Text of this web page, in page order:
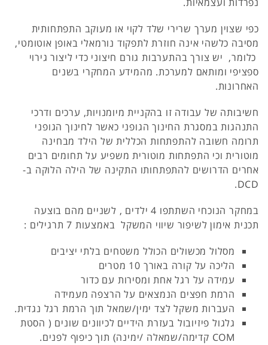
כפי שצוין מערך שרירי שלד לקוי או מעוקב התפתחותית
מסיבה כלשהי אינה חוזרת לתפקוד נורמאלי באופן אוטומטי,
כלומר, יש צורך בהתערבות גורם חיצוני כדי ליצור גירוי
ספציפי ומותאם למערכת. מהמידע המחקרי בשנים
האחרונות.
חשיבותה של עבודה זו בהקניית מיומנויות, ערכים ודרכי
התנהגות במסגרת החינוך הגופני כאשר לחינוך הגופני
תרומה חשובה להתפתחות הכללית של הילד מבחינה
מוטורית וכי התפתחות מוטורית משפיע על תחומים רבים
אחרים הדרושים להתפתחותו התקינה של הילה הלוקה ב-
DCD.
במחקר הנוכחי השתתפו 4 ילדים , לשניים מהם בוצעה
תכנית אימון לשיפור שיווי המשקל באמצעות 7 תרגילים :
מסלול מכשולים הכולל משטחים בלתי יציבים
הליכה על קורה באורך 10 מטרים
עמידה על רגל אחת ומסירות עם כדור
הרמת חפצים הנמצאים על הרצפה מעמידה
העברות משקל לצד ימין/שמאל תוך הרמת רגל נגדית.
גלגול פיזיובול בעזרת הידיים לכיוונים שונים ( הסטת
COM קדימה/שמאלה /ימינה) תוך כיפוף לפנים.